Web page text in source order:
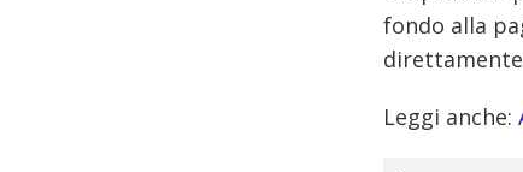
fondo alla
Leggi anche: